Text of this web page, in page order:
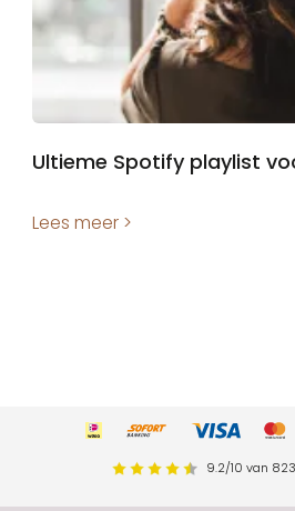
Ultieme Spotify playlist
Lees meer >
9.2/10 van 823